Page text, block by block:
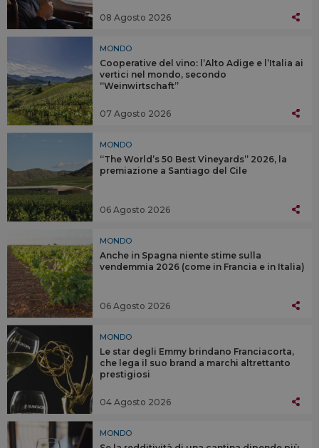
08 Agosto 2026
MONDO
Cooperative del vino: l’Alto Adige e l’Italia ai
vertici nel mondo, secondo
“Weinwirtschaft”
07 Agosto 2026
MONDO
“The World’s 50 Best Vineyards” 2026, la
premiazione a Santiago del Cile
06 Agosto 2026
MONDO
Anche in Spagna niente stime sulla
vendemmia 2026 (come in Francia e in Italia)
06 Agosto 2026
MONDO
Le star degli Emmy brindano Franciacorta,
che lega il suo brand a marchi altrettanto
prestigiosi
04 Agosto 2026
MONDO